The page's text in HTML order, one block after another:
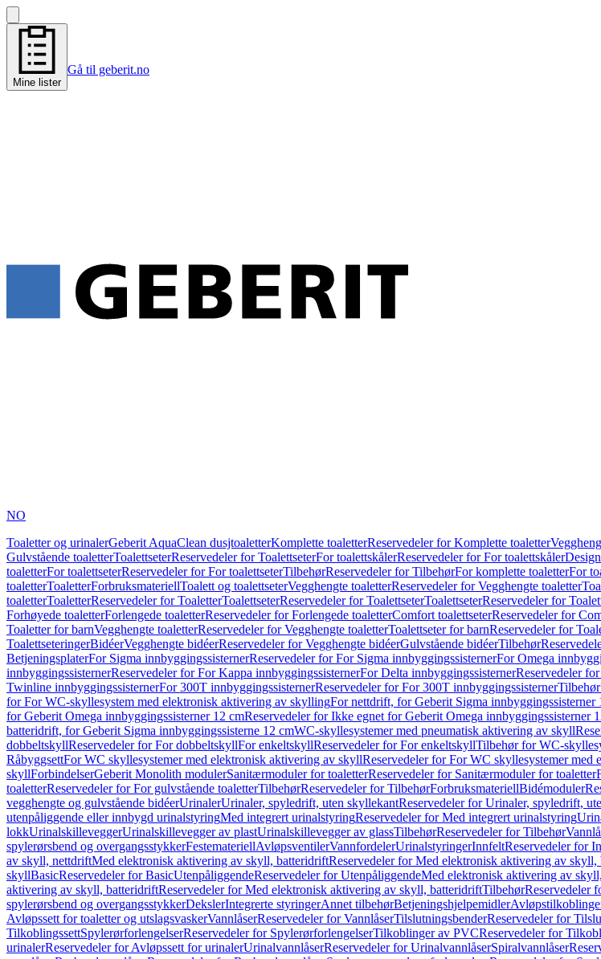
Mine lister
Gå til geberit.no
NO
Toaletter og urinalerGeberit AquaClean dusjtoaletterKomplette toaletterReservedeler for Komplette toaletter
Gulvstående toaletterToalettseterReservedeler for ToalettseterFor toalettskålerReservedeler for For toalettskåler
toaletterFor toalettseterReservedeler for For toalettseterTilbehørReservedeler for TilbehørFor komplette toaletterFor
toaletterToaletterForbruksmateriellToalett og toalettseterVegghengte toaletterReservedeler for Vegghengte toaletter
toaletterToaletterReservedeler for ToaletterToalettseterReservedeler for ToalettseterToalettseterReservedeler for
Forhøyede toaletterForlengede toaletterReservedeler for Forlengede toaletterComfort toalettseterReservedeler for
Toaletter for barnVegghengte toaletterReservedeler for Vegghengte toaletterToalettseter for barnReservedeler for
ToalettseteringerBidéerVegghengte bidéerReservedeler for Vegghengte bidéerGulvstående bidéerTilbehør
BetjeningsplaterFor Sigma innbyggingssisternerReservedeler for For Sigma innbyggingssisternerFor Omega
innbyggingssisternerReservedeler for For Kappa innbyggingssisternerFor Delta innbyggingssisternerReservedeler
Twinline innbyggingssisternerFor 300T innbyggingssisternerReservedeler for For 300T innbyggingssisternerTilbehør
for For WC-skyllesystem med elektronisk aktivering av skyllingFor nettdrift, for Geberit Sigma innbyggingssisterner
for Geberit Omega innbyggingssisterner 12 cmReservedeler for Ikke egnet for Geberit Omega innbyggingssisterner
batteridrift, for Geberit Sigma innbyggingssisterne 12 cmWC-skyllesystemer med pneumatisk aktivering av skyll
dobbeltskyllReservedeler for For dobbeltskyllFor enkeltskyllReservedeler for For enkeltskyllTilbehør for WC-
RåbyggsettFor WC skyllesystemer med elektronisk aktivering av skyllReservedeler for For WC skyllesystemer med
skyllForbindelserGeberit Monolith modulerSanitærmoduler for toaletterReservedeler for Sanitærmoduler for toaletter
toaletterReservedeler for For gulvstående toaletterTilbehørReservedeler for TilbehørForbruksmateriellBidémoduler
vegghengte og gulvstående bidéerUrinalerUrinaler, spyledrift, uten skyllekantReservedeler for Urinaler, spyledrift,
utenpåliggende eller innbygd urinalstyringMed integrert urinalstyringReservedeler for Med integrert urinalstyring
lokkUrinalskilleveggerUrinalskillevegger av plastUrinalskillevegger av glassTilbehørReservedeler for Tilbehør
spylerørsbend og overgangsstykkerFestemateriellAvløpsventilerVannfordelerUrinalstyringerInnfeltReservedeler for
av skyll, nettdriftMed elektronisk aktivering av skyll, batteridriftReservedeler for Med elektronisk aktivering av skyll,
skyllBasicReservedeler for BasicUtenpåliggendeReservedeler for UtenpåliggendeMed elektronisk aktivering av
aktivering av skyll, batteridriftReservedeler for Med elektronisk aktivering av skyll, batteridriftTilbehørReservedeler
spylerørsbend og overgangsstykkerDekslerIntegrerte styringerAnnet tilbehørBetjeningshjelpemidler
Avløpssett for toaletter og utslagsvaskerVannlåserReservedeler for VannlåserTilslutningsbenderReservedeler for
TilkoblingssettSpylerørforlengelserReservedeler for SpylerørforlengelserTilkoblinger av PVCReservedeler for
urinalerReservedeler for Avløpssett for urinalerUrinalvannlåserReservedeler for UrinalvannlåserSpiralvannlåser